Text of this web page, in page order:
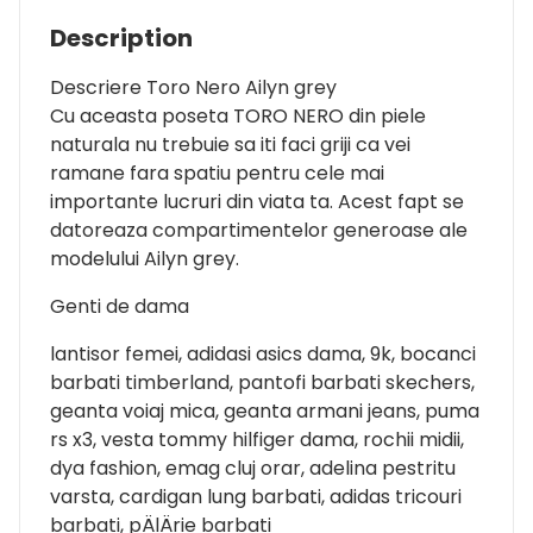
Description
Descriere Toro Nero Ailyn grey
Cu aceasta poseta TORO NERO din piele
naturala nu trebuie sa iti faci griji ca vei
ramane fara spatiu pentru cele mai
importante lucruri din viata ta. Acest fapt se
datoreaza compartimentelor generoase ale
modelului Ailyn grey.
Genti de dama
lantisor femei, adidasi asics dama, 9k, bocanci
barbati timberland, pantofi barbati skechers,
geanta voiaj mica, geanta armani jeans, puma
rs x3, vesta tommy hilfiger dama, rochii midii,
dya fashion, emag cluj orar, adelina pestritu
varsta, cardigan lung barbati, adidas tricouri
barbati, pÄlÄrie barbati